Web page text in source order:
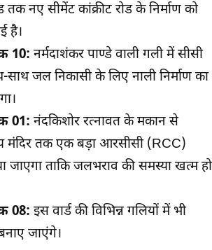
तक नए सीमेंट कांक्रीट रोड के निर्माण को
है।
10: नर्मदाशंकर पाण्डे वाली गली में सीसी
साथ जल निकासी के लिए नाली निर्माण का
01: नंदकिशोर रत्नावत के मकान से
मंदिर तक एक बड़ा आरसीसी (RCC)
जाएगा ताकि जलभराव की समस्या खत्म हो
08: इस वार्ड की विभिन्न गलियों में भी
जाएंगे।